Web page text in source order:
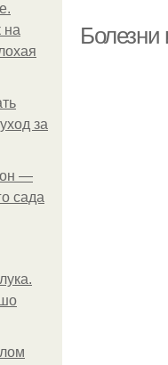
на
за
—
сада
Болезни